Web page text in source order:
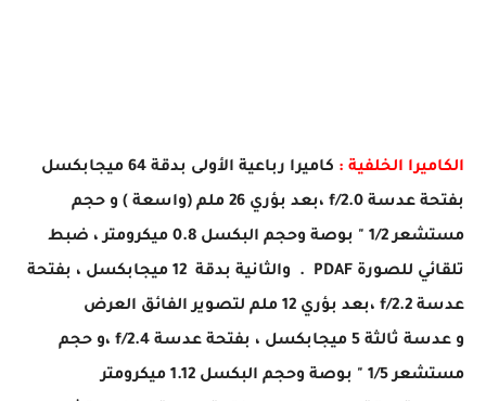
الكاميرا الخلفية :
كاميرا رباعية الأولى بدقة 64 ميجابكسل
بفتحة عدسة f/2.0 ،بعد بؤري 26 ملم (واسعة ) و حجم
مستشعر 1/2 " بوصة وحجم البكسل 0.8 ميكرومتر ، ضبط
تلقائي للصورة PDAF .
والثانية بدقة 12 ميجابكسل ، بفتحة
عدسة f/2.2 ،بعد بؤري 12 ملم لتصوير الفائق العرض
و عدسة ثالثة 5 ميجابكسل ، بفتحة عدسة f/2.4 ،و حجم
مستشعر 1/5 " بوصة وحجم البكسل 1.12 ميكرومتر